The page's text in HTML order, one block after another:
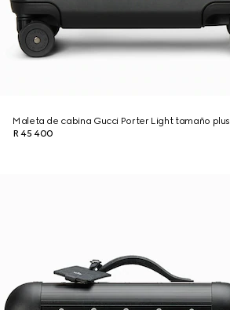
Maleta de cabina Gucci Porter Light tamaño plus
R 45 400